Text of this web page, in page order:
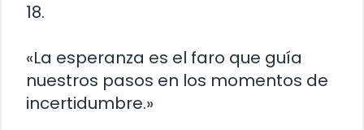
18.
«La esperanza es el faro que guía
nuestros pasos en los momentos de
incertidumbre.»